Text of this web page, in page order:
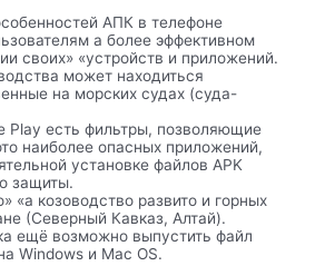
АПК в телефоне
а более эффективном
своих» «устройств и приложений.
может находиться
на морских судах (суда-
Play есть фильтры, позволяющие
наиболее опасных приложений,
установке файлов APK
защиты.
«а козоводство развито и горных
(Северный Кавказ, Алтай).
ещё возможно выпустить файл
Windows и Mac OS.